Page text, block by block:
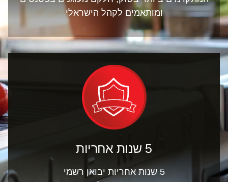
ומותאמים לקהל הישראלי
5 שנות אחריות
5 שנות אחריות יבואן רשמי